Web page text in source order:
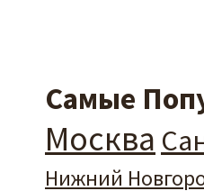
Самые
Москва
Нижний